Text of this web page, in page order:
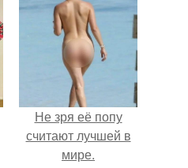
манифест
уверенности: "не
говорите, что я
отлично выгляжу
для 57.
Не зря её попу
считают лучшей в
мире.